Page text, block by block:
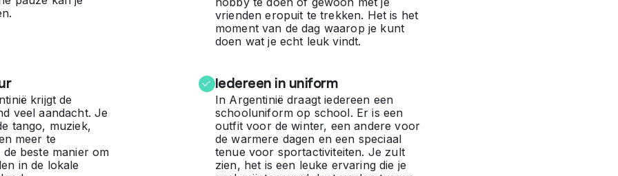
vrienden eropuit te trekken. Het is het
moment van de dag waarop je kunt
doen wat je echt leuk vindt.
krijgt de
veel aandacht. Je
tango, muziek,
meer te
beste manier om
in de lokale
Iedereen in uniform
In Argentinië draagt iedereen een
schooluniform op school. Er is een
outfit voor de winter, een andere voor
de warmere dagen en een speciaal
tenue voor sportactiviteiten. Je zult
zien, het is een leuke ervaring die je